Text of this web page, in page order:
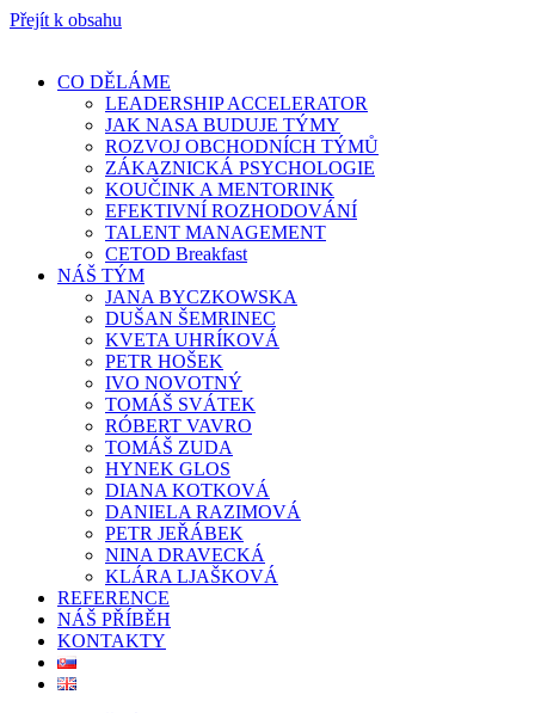
Přejít k obsahu
CO DĚLÁME
LEADERSHIP ACCELERATOR
JAK NASA BUDUJE TÝMY
ROZVOJ OBCHODNÍCH TÝMŮ
ZÁKAZNICKÁ PSYCHOLOGIE
KOUČINK A MENTORINK
EFEKTIVNÍ ROZHODOVÁNÍ
TALENT MANAGEMENT
CETOD Breakfast
NÁŠ TÝM
JANA BYCZKOWSKA
DUŠAN ŠEMRINEC
KVETA UHRÍKOVÁ
PETR HOŠEK
IVO NOVOTNÝ
TOMÁŠ SVÁTEK
RÓBERT VAVRO
TOMÁŠ ZUDA
HYNEK GLOS
DIANA KOTKOVÁ
DANIELA RAZIMOVÁ
PETR JEŘÁBEK
NINA DRAVECKÁ
KLÁRA LJAŠKOVÁ
REFERENCE
NÁŠ PŘÍBĚH
KONTAKTY